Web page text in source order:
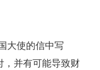
大使的信中写
，并有可能导致财